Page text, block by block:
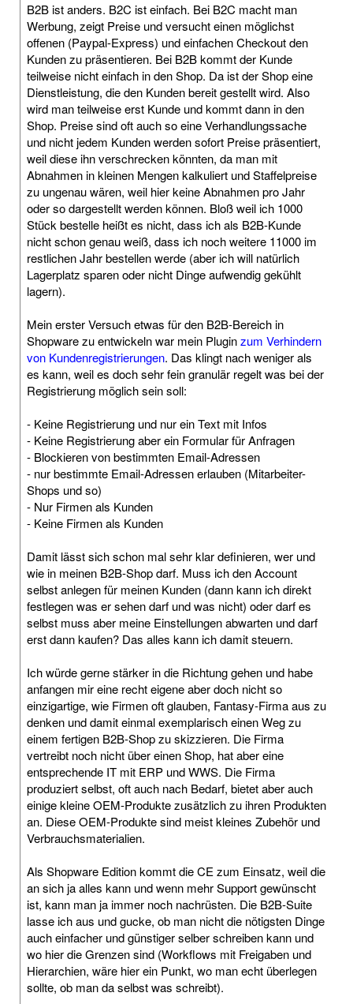
B2B ist anders. B2C ist einfach. Bei B2C macht man
Werbung, zeigt Preise und versucht einen möglichst
offenen (Paypal-Express) und einfachen Checkout den
Kunden zu präsentieren. Bei B2B kommt der Kunde
teilweise nicht einfach in den Shop. Da ist der Shop eine
Dienstleistung, die den Kunden bereit gestellt wird. Also
wird man teilweise erst Kunde und kommt dann in den
Shop. Preise sind oft auch so eine Verhandlungssache
und nicht jedem Kunden werden sofort Preise präsentiert,
weil diese ihn verschrecken könnten, da man mit
Abnahmen in kleinen Mengen kalkuliert und Staffelpreise
zu ungenau wären, weil hier keine Abnahmen pro Jahr
oder so dargestellt werden können. Bloß weil ich 1000
Stück bestelle heißt es nicht, dass ich als B2B-Kunde
nicht schon genau weiß, dass ich noch weitere 11000 im
restlichen Jahr bestellen werde (aber ich will natürlich
Lagerplatz sparen oder nicht Dinge aufwendig gekühlt
lagern).
Mein erster Versuch etwas für den B2B-Bereich in
Shopware zu entwickeln war mein Pluginzum Verhindern
von Kundenregistrierungen. Das klingt nach weniger als
es kann, weil es doch sehr fein granulär regelt was bei der
Registrierung möglich sein soll:
- Keine Registrierung und nur ein Text mit Infos
- Keine Registrierung aber ein Formular für Anfragen
- Blockieren von bestimmten Email-Adressen
- nur bestimmte Email-Adressen erlauben (Mitarbeiter-
Shops und so)
- Nur Firmen als Kunden
- Keine Firmen als Kunden
Damit lässt sich schon mal sehr klar definieren, wer und
wie in meinen B2B-Shop darf. Muss ich den Account
selbst anlegen für meinen Kunden (dann kann ich direkt
festlegen was er sehen darf und was nicht) oder darf es
selbst muss aber meine Einstellungen abwarten und darf
erst dann kaufen? Das alles kann ich damit steuern.
Ich würde gerne stärker in die Richtung gehen und habe
anfangen mir eine recht eigene aber doch nicht so
einzigartige, wie Firmen oft glauben, Fantasy-Firma aus zu
denken und damit einmal exemplarisch einen Weg zu
einem fertigen B2B-Shop zu skizzieren. Die Firma
vertreibt noch nicht über einen Shop, hat aber eine
entsprechende IT mit ERP und WWS. Die Firma
produziert selbst, oft auch nach Bedarf, bietet aber auch
einige kleine OEM-Produkte zusätzlich zu ihren Produkten
an. Diese OEM-Produkte sind meist kleines Zubehör und
Verbrauchsmaterialien.
Als Shopware Edition kommt die CE zum Einsatz, weil die
an sich ja alles kann und wenn mehr Support gewünscht
ist, kann man ja immer noch nachrüsten. Die B2B-Suite
lasse ich aus und gucke, ob man nicht die nötigsten Dinge
auch einfacher und günstiger selber schreiben kann und
wo hier die Grenzen sind (Workflows mit Freigaben und
Hierarchien, wäre hier ein Punkt, wo man echt überlegen
sollte, ob man da selbst was schreibt).